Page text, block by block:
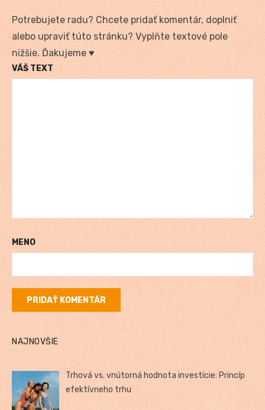
Potrebujete radu? Chcete pridať komentár, doplniť
alebo upraviť túto stránku? Vyplňte textové pole
nižšie. Ďakujeme ♥
VÁŠ TEXT
MENO
NAJNOVŠIE
Trhová vs. vnútorná hodnota investície: Princíp
efektívneho trhu